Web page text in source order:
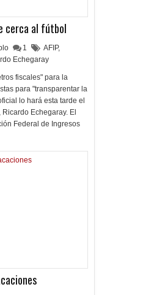
cerca al fútbol
1 AFIP,
Echegaray
fiscales" para la
para "transparentar la
lo hará esta tarde el
Echegaray. El
Federal de Ingresos